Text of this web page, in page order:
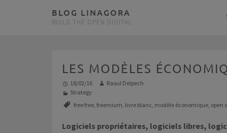
BLOG LINAGORA
BUILD THE OPEN DIGITAL
LES MODÈLES
18/02/16
Raoul Delpech
Strategy
free free, freemium, livre blanc, modèle économique, open
Logiciels propriétaires, logiciels libres,